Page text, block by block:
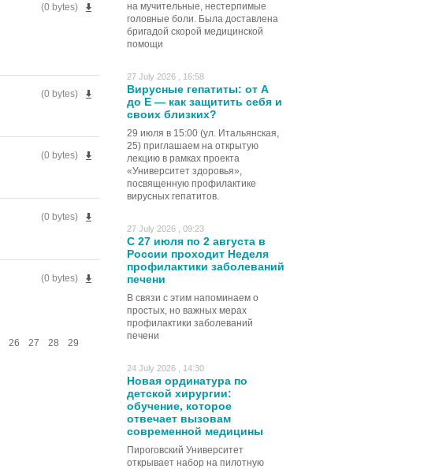
на мучительные, нестерпимые
головные боли. Была доставлена
бригадой скорой медицинской
помощи
27 July 2026 , 16:58
Вирусные гепатиты: от А
до Е — как защитить себя и
своих близких?
29 июля в 15:00 (ул. Итальянская,
25) приглашаем на открытую
лекцию в рамках проекта
«Университет здоровья»,
посвященную профилактике
вирусных гепатитов.
27 July 2026 , 09:23
С 27 июля по 2 августа в
России проходит Неделя
профилактики заболеваний
печени
В связи с этим напоминаем о
простых, но важных мерах
профилактики заболеваний
печени
24 July 2026 , 14:30
Новая ординатура по
детской хирургии:
обучение, которое
отвечает вызовам
современной медицины
Пироговский Университет
открывает набор на пилотную
(0 bytes)
(0 bytes)
(0 bytes)
(0 bytes)
(0 bytes)
26 27 28
29